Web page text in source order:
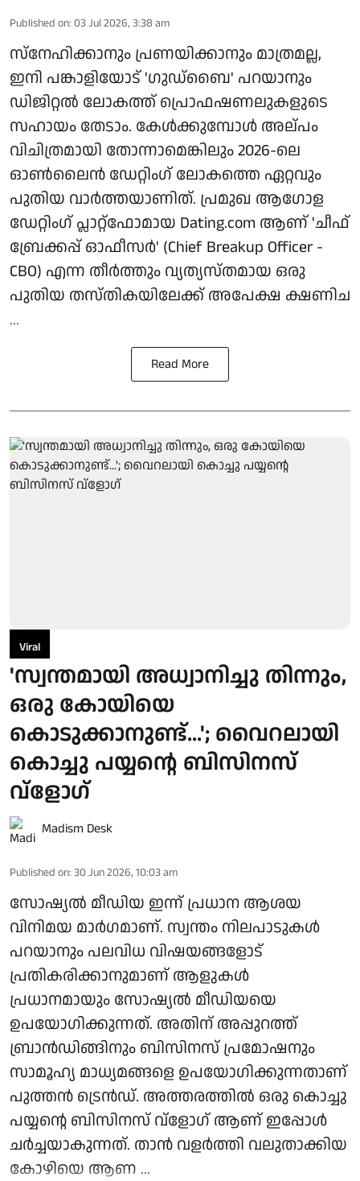
Published on: 03 Jul 2026, 3:38 am
സ്നേഹിക്കാനും പ്രണയിക്കാനും മാത്രമല്ല,
ഇനി പങ്കാളിയോട് 'ഗുഡ്‌ബൈ' പറയാനും
ഡിജിറ്റൽ ലോകത്ത് പ്രൊഫഷണലുകളുടെ
സഹായം തേടാം. കേൾക്കുമ്പോൾ അല്പം
വിചിത്രമായി തോന്നാമെങ്കിലും 2026-ലെ
ഓൺലൈൻ ഡേറ്റിംഗ് ലോകത്തെ ഏറ്റവും
പുതിയ വാർത്തയാണിത്. പ്രമുഖ ആഗോള
ഡേറ്റിംഗ് പ്ലാറ്റ്‌ഫോമായ Dating.com ആണ് 'ചീഫ്
ബ്രേക്കപ്പ് ഓഫീസർ' (Chief Breakup Officer -
CBO) എന്ന തീർത്തും വ്യത്യസ്തമായ ഒരു
പുതിയ തസ്തികയിലേക്ക് അപേക്ഷ ക്ഷണിച
...
Read More
Viral
'സ്വന്തമായി അധ്വാനിച്ചു തിന്നും,
ഒരു കോയിയെ
കൊടുക്കാനുണ്ട്...'; വൈറലായി
കൊച്ചു പയ്യന്റെ ബിസിനസ്
വ്‌ളോഗ്
Madism Desk
Published on: 30 Jun 2026, 10:03 am
സോഷ്യല്‍ മീഡിയ ഇന്ന് പ്രധാന ആശയ
വിനിമയ മാര്‍ഗമാണ്. സ്വന്തം നിലപാടുകള്‍
പറയാനും പലവിധ വിഷയങ്ങളോട്
പ്രതികരിക്കാനുമാണ് ആളുകള്‍
പ്രധാനമായും സോഷ്യല്‍ മീഡിയയെ
ഉപയോഗിക്കുന്നത്. അതിന് അപ്പുറത്ത്
ബ്രാന്‍ഡിങ്ങിനും ബിസിനസ് പ്രമോഷനും
സാമൂഹ്യ മാധ്യമങ്ങളെ ഉപയോഗിക്കുന്നതാണ്
പുത്തന്‍ ട്രെന്‍ഡ്. അത്തരത്തില്‍ ഒരു കൊച്ചു
പയ്യന്റെ ബിസിനസ് വ്‌ളോഗ് ആണ് ഇപ്പോള്‍
ചര്‍ച്ചയാകുന്നത്. താന്‍ വളര്‍ത്തി വലുതാക്കിയ
കോഴിയെ ആണ ...